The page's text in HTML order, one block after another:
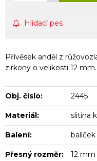
Hlídací pes
Přívěsek anděl z
zirkony o velikosti 12 mm.
Obj. číslo: 2445
Materiál: slitina
Balení: balíček
Přesný rozměr: 12 mm